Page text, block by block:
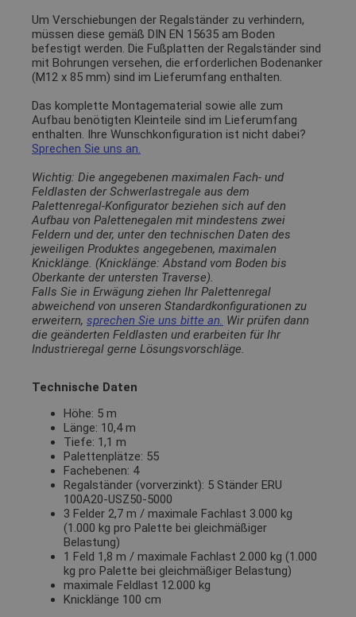
Um Verschiebungen der Regalständer zu verhindern,
müssen diese gemäß DIN EN 15635 am Boden
befestigt werden. Die Fußplatten der Regalständer sind
mit Bohrungen versehen, die erforderlichen Bodenanker
(M12 x 85 mm) sind im Lieferumfang enthalten.
Das komplette Montagematerial sowie alle zum
Aufbau benötigten Kleinteile sind im Lieferumfang
enthalten. Ihre Wunschkonfiguration ist nicht dabei?
Sprechen Sie uns an.
Wichtig: Die angegebenen maximalen Fach- und
Feldlasten der Schwerlastregale aus dem
Palettenregal-Konfigurator beziehen sich auf den
Aufbau von Palettenegalen mit mindestens zwei
Feldern und der, unter den technischen Daten des
jeweiligen Produktes angegebenen, maximalen
Knicklänge. (Knicklänge: Abstand vom Boden bis
Oberkante der untersten Traverse).
Falls Sie in Erwägung ziehen Ihr Palettenregal
abweichend von unseren Standardkonfigurationen zu
erweitern, sprechen Sie uns bitte an. Wir prüfen dann
die geänderten Feldlasten und erarbeiten für Ihr
Industrieregal gerne Lösungsvorschläge.
Technische Daten
Höhe: 5 m
Länge: 10,4 m
Tiefe: 1,1 m
Palettenplätze: 55
Fachebenen: 4
Regalständer (vorverzinkt): 5 Ständer ERU
100A20-USZ50-5000
3 Felder 2,7 m / maximale Fachlast 3.000 kg
(1.000 kg pro Palette bei gleichmäßiger
Belastung)
1 Feld 1,8 m / maximale Fachlast 2.000 kg (1.000
kg pro Palette bei gleichmäßiger Belastung)
maximale Feldlast 12.000 kg
Knicklänge 100 cm